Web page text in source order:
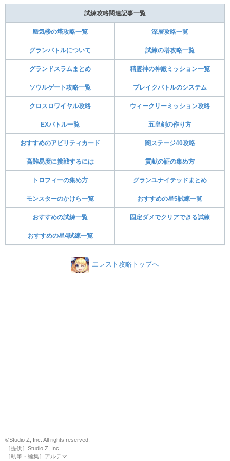
試練攻略関連記事一覧
蜃気楼の塔攻略一覧 深層攻略一覧
グランバトルについて 試練の塔攻略一覧
グランドスラムまとめ 精霊神の神殿ミッション一覧
ソウルゲート攻略一覧 ブレイクバトルのシステム
クロスロワイヤル攻略 ウィークリーミッション攻略
EXバトル一覧 五皇剣の作り方
おすすめのアビリティカード 闇ステージ40攻略
高難易度に挑戦するには 貢献の証の集め方
トロフィーの集め方 グランユナイテッドまとめ
モンスターのかけら一覧 おすすめの星5試練一覧
おすすめの試練一覧 固定ダメでクリアできる試練
おすすめの星4試練一覧 -
エレスト攻略トップへ
©Studio Z, Inc. All rights reserved.
［提供］Studio Z, Inc.
［執筆・編集］アルテマ